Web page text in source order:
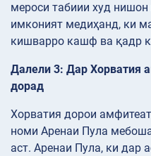
мероси табиии худ
имконият медиҳанд, ки
кишварро кашф ва қадр
Далели 3: Дар Хорватия
дорад
Хорватия дорои
номи Аренаи Пула
аст. Аренаи Пула, ки дар